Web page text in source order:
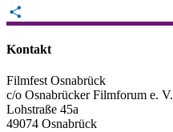
Email
Kontakt
Filmfest Osnabrück
c/o Osnabrücker Filmforum e. V.
Lohstraße 45a
49074 Osnabrück